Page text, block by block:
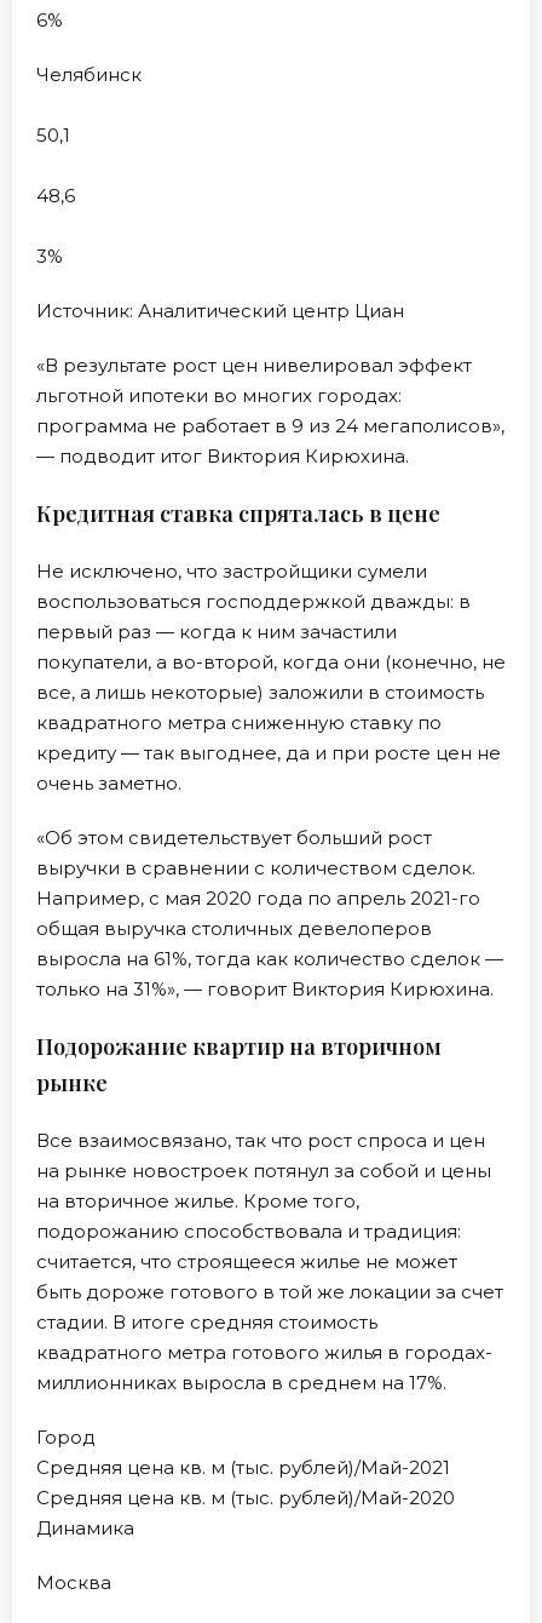
6%
Челябинск
50,1
48,6
3%
Источник: Аналитический центр Циан
«В результате рост цен нивелировал эффект
льготной ипотеки во многих городах:
программа не работает в 9 из 24 мегаполисов»,
— подводит итог Виктория Кирюхина.
Кредитная ставка спряталась в цене
Не исключено, что застройщики сумели
воспользоваться господдержкой дважды: в
первый раз — когда к ним зачастили
покупатели, а во-второй, когда они (конечно, не
все, а лишь некоторые) заложили в стоимость
квадратного метра сниженную ставку по
кредиту — так выгоднее, да и при росте цен не
очень заметно.
«Об этом свидетельствует больший рост
выручки в сравнении с количеством сделок.
Например, с мая 2020 года по апрель 2021-го
общая выручка столичных девелоперов
выросла на 61%, тогда как количество сделок —
только на 31%», — говорит Виктория Кирюхина.
Подорожание квартир на вторичном
рынке
Все взаимосвязано, так что рост спроса и цен
на рынке новостроек потянул за собой и цены
на вторичное жилье. Кроме того,
подорожанию способствовала и традиция:
считается, что строящееся жилье не может
быть дороже готового в той же локации за счет
стадии. В итоге средняя стоимость
квадратного метра готового жилья в городах-
миллионниках выросла в среднем на 17%.
Город
Средняя цена кв. м (тыс. рублей)/Май-2021
Средняя цена кв. м (тыс. рублей)/Май-2020
Динамика
Москва